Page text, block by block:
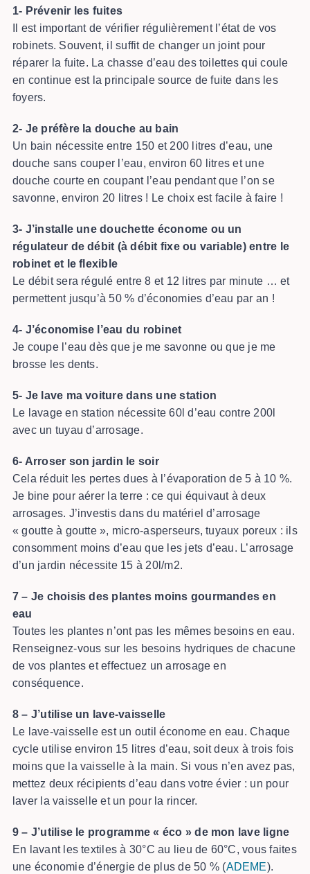
1- Prévenir les fuites
Il est important de vérifier régulièrement l’état de vos
robinets. Souvent, il suffit de changer un joint pour
réparer la fuite. La chasse d’eau des toilettes qui coule
en continue est la principale source de fuite dans les
foyers.
2- Je préfère la douche au bain
Un bain nécessite entre 150 et 200 litres d’eau, une
douche sans couper l’eau, environ 60 litres et une
douche courte en coupant l’eau pendant que l’on se
savonne, environ 20 litres ! Le choix est facile à faire !
3- J’installe une douchette économe ou un
régulateur de débit (à débit fixe ou variable) entre le
robinet et le flexible
Le débit sera régulé entre 8 et 12 litres par minute … et
permettent jusqu’à 50 % d’économies d’eau par an !
4- J’économise l’eau du robinet
Je coupe l’eau dès que je me savonne ou que je me
brosse les dents.
5- Je lave ma voiture dans une station
Le lavage en station nécessite 60l d’eau contre 200l
avec un tuyau d’arrosage.
6- Arroser son jardin le soir
Cela réduit les pertes dues à l’évaporation de 5 à 10 %.
Je bine pour aérer la terre : ce qui équivaut à deux
arrosages. J’investis dans du matériel d’arrosage
« goutte à goutte », micro-asperseurs, tuyaux poreux : ils
consomment moins d’eau que les jets d’eau. L’arrosage
d’un jardin nécessite 15 à 20l/m2.
7 – Je choisis des plantes moins gourmandes en
eau
Toutes les plantes n’ont pas les mêmes besoins en eau.
Renseignez-vous sur les besoins hydriques de chacune
de vos plantes et effectuez un arrosage en
conséquence.
8 – J’utilise un lave-vaisselle
Le lave-vaisselle est un outil économe en eau. Chaque
cycle utilise environ 15 litres d’eau, soit deux à trois fois
moins que la vaisselle à la main. Si vous n’en avez pas,
mettez deux récipients d’eau dans votre évier : un pour
laver la vaisselle et un pour la rincer.
9 – J’utilise le programme « éco » de mon lave ligne
En lavant les textiles à 30°C au lieu de 60°C, vous faites
une économie d’énergie de plus de 50 % (ADEME).